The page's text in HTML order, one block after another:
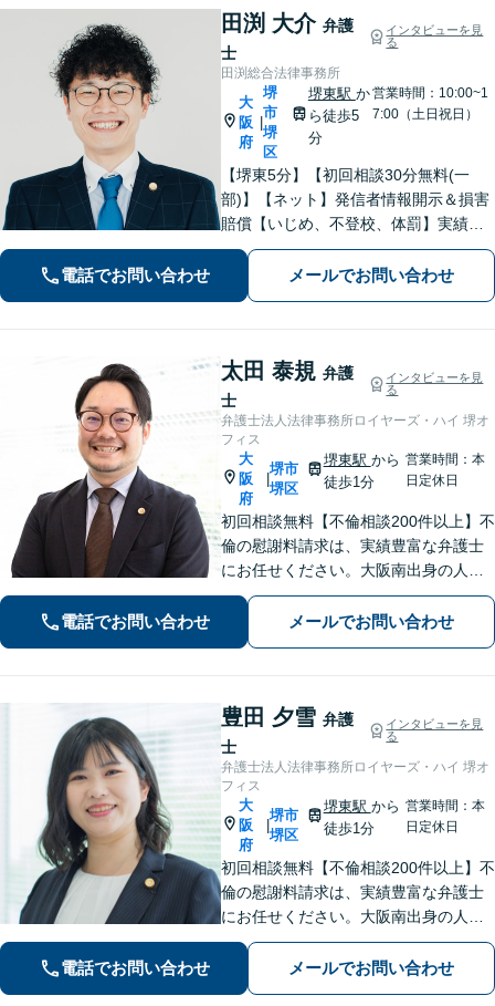
田渕 大介 弁護
士
インタビューを見
る
田渕総合法律事務所
大
阪
府
堺
市
堺
区
堺東駅 か
ら徒歩5
分
営業時間：10:00~1
7:00（土日祝日）
【堺東5分】【初回相談30分無料(一
部)】【ネット】発信者情報開示＆損害
賠償【いじめ、不登校、体罰】実績豊
富【離婚問題】不倫・離婚に注力／有
利な条件での慰謝料・離婚【労働問
題】ハラスメント事案の実績／裁判を
電話でお問い合わせ メールでお問い合わせ
太田 泰規 弁護
士
インタビューを見
る
弁護士法人法律事務所ロイヤーズ・ハイ 堺オ
フィス
大
阪
府
堺市
堺区
堺東駅 から
徒歩1分
営業時間：本
日定休日
初回相談無料【不倫相談200件以上】不
倫の慰謝料請求は、実績豊富な弁護士
にお任せください。大阪南出身の人情
派弁護士が対応【交通事故も強い】交
通事故に遭われてお困りの方はお気軽
にお電話ください【当日／夜間／休日
電話でお問い合わせ メールでお問い合わせ
豊田 夕雪 弁護
士
インタビューを見
る
弁護士法人法律事務所ロイヤーズ・ハイ 堺オ
フィス
大
阪
府
堺市
堺区
堺東駅 から
徒歩1分
営業時間：本
日定休日
初回相談無料【不倫相談200件以上】不
倫の慰謝料請求は、実績豊富な弁護士
にお任せください。大阪南出身の人情
派弁護士が対応【交通事故も強い】交
通事故に遭われてお困りの方はお気軽
にお電話ください【当日／夜間／休日
電話でお問い合わせ メールでお問い合わせ